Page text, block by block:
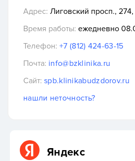
Адрес: Лиговский просп.,
Время работы: ежедневно
Телефон: +7 (812) 424-63-15
Почта: info@bzklinika.ru
Сайт: spb.klinikabudzdorov.ru
нашли неточность?
Яндекс